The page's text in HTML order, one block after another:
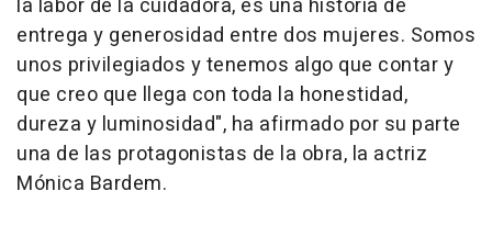
la labor de la cuidadora, es una historia de
entrega y generosidad entre dos mujeres. Somos
unos privilegiados y tenemos algo que contar y
que creo que llega con toda la honestidad,
dureza y luminosidad", ha afirmado por su parte
una de las protagonistas de la obra, la actriz
Mónica Bardem.